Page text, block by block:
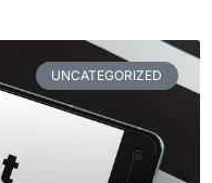
UNCATEGORIZED